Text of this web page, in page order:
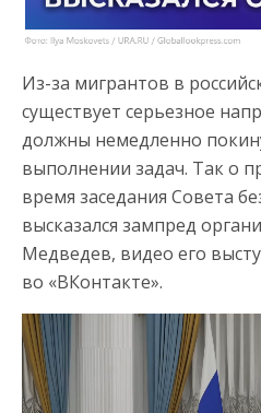
Из-за мигрантов в
существует серьезное
должны немедленно
выполнении задач. Так о
время заседания Совета
высказался зампред
Медведев, видео его
во «ВКонтакте».